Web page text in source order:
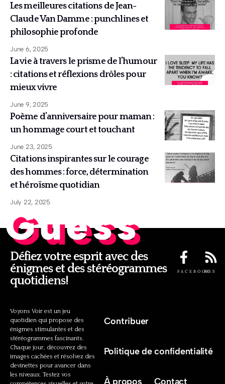
Les meilleures citations de Jean-
Claude Van Damme : punchlines et
philosophie profonde
June 6, 2025
La vie à travers le prisme de l’humour
: citations et réflexions drôles pour
mieux vivre
June 9, 2025
Poème d’anniversaire pour maman :
un hommage court et touchant
June 23, 2025
Citations inspirantes sur le courage
des hommes : force, détermination
et héroïsme quotidian
July 22, 2025
Guess
Défiez votre esprit avec des
énigmes et des stéréogrammes
quotidiens!
FACEBOOKRSS
Voyons Voir est un jeu
quotidien qui propose des
énigmes stimulantes et des
stéréogrammes fascinants.
Chaque jour, découvrez des
images cachées et résolvez des
devinettes pour avancer dans
les niveaux. Testez vos
Contribuer
Politique de confidentialité
À propos Contact